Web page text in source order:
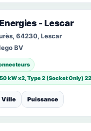
- Lescar
64230, Lescar
BV
kW x2, Type 2 (Socket Only)
Ville Puissance